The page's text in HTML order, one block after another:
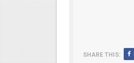
SHARE THIS: